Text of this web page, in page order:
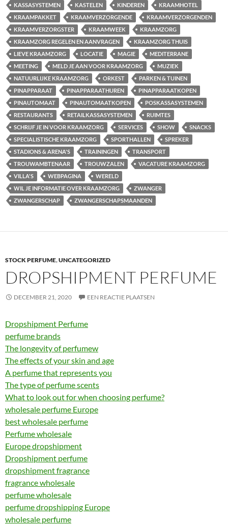
KASSASYSTEMEN KASTELEN KINDEREN
KRAAMHOTEL
KRAAMPAKKET
KRAAMVERZORGENDE
KRAAMVERZORGENDEN
KRAAMVERZORGSTER
KRAAMWEEK
KRAAMZORG
KRAAMZORG REGELEN EN AANVRAGEN
KRAAMZORG THUIS
LIEVE KRAAMZORG
LOCATIE MAGIE
MEDITERRANE
MEETING
MELD JE AAN VOOR KRAAMZORG
MUZIEK
NATUURLIJKE KRAAMZORG
ORKEST
PARKEN & TUINEN
PINAPPARAAT
PINAPPARAATHUREN
PINAPPARAATKOPEN
PINAUTOMAAT
PINAUTOMAATKOPEN
POSKASSASYSTEMEN
RESTAURANTS
RETAILKASSASYSTEMEN
RUIMTES
SCHRIJF JE IN VOOR KRAAMZORG
SERVICES SHOW
SNACKS
SPECIALISTISCHE KRAAMZORG
SPORTHALLEN
SPREKER
STADIONS & ARENA'S
TRAININGEN
TRANSPORT
TROUWAMBTENAAR
TROUWZALEN
VACATURE KRAAMZORG
VILLA'S
WEBPAGINA
WERELD
WIL JE INFORMATIE OVER KRAAMZORG
ZWANGER
ZWANGERSCHAP
ZWANGERSCHAPSMAANDEN
STOCK PERFUME,UNCATEGORIZED
DROPSHIPMENT PERFUME
DECEMBER 21, 2020 EEN REACTIE PLAATSEN
Dropshipment Perfume
perfume brands
The longevity of perfumew
The effects of your skin and age
A perfume that represents you
The type of perfume scents
What to look out for when choosing perfume?
wholesale perfume Europe
best wholesale perfume
Perfume wholesale
Europe dropshipment
Dropshipment perfume
dropshipment fragrance
fragrance wholesale
perfume wholesale
perfume dropshipping Europe
wholesale perfume